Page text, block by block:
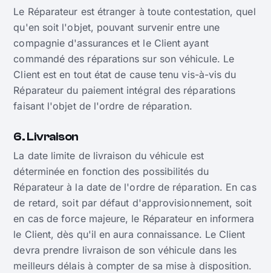
Le Réparateur est étranger à toute contestation, quel
qu'en soit l'objet, pouvant survenir entre une
compagnie d'assurances et le Client ayant
commandé des réparations sur son véhicule. Le
Client est en tout état de cause tenu vis-à-vis du
Réparateur du paiement intégral des réparations
faisant l'objet de l'ordre de réparation.
6. Livraison
La date limite de livraison du véhicule est
déterminée en fonction des possibilités du
Réparateur à la date de l'ordre de réparation. En cas
de retard, soit par défaut d'approvisionnement, soit
en cas de force majeure, le Réparateur en informera
le Client, dès qu'il en aura connaissance. Le Client
devra prendre livraison de son véhicule dans les
meilleurs délais à compter de sa mise à disposition.